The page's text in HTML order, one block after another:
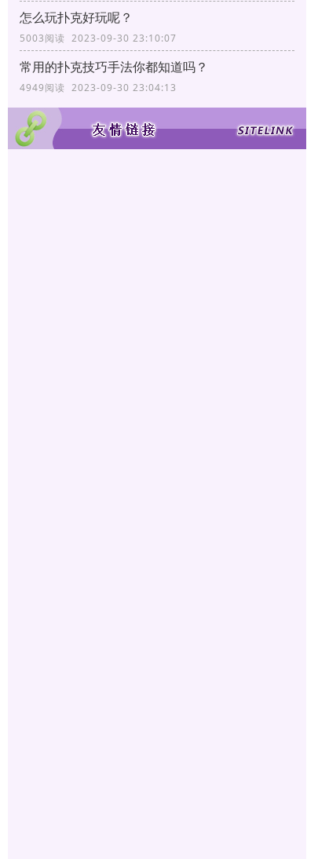
怎么玩扑克好玩呢？
5003阅读 2023-09-30 23:10:07
常用的扑克技巧手法你都知道吗？
4949阅读 2023-09-30 23:04:13